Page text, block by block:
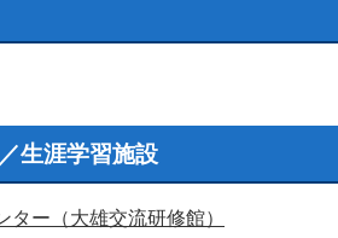
生涯学習施設
ター（大雄交流研修館）